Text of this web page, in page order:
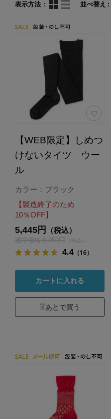
表示方法 並べ替え
【WEB限定】しめつ
けないタイツ ウー
ル
カラー：ブラック
【製造終了のため
10％OFF】
5,445円 （税込）
通常価格 6,050円 （税込）
4.4（16）
カートに入れる
あとで買う